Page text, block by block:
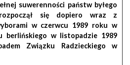
suwerenności państw byłego
się dopiero wraz z
w czerwcu 1989 roku w
berlińskiego w listopadzie 1989
Związku Radzieckiego w